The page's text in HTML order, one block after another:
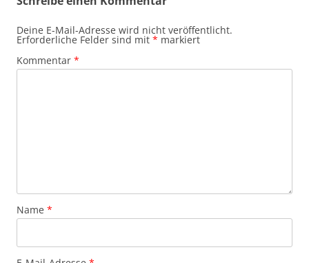
Deine E-Mail-Adresse wird nicht veröffentlicht.
Erforderliche Felder sind mit * markiert
Kommentar *
Name *